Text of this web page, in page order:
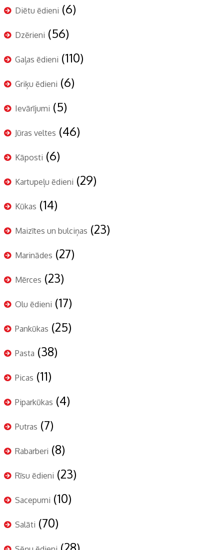
Diētu ēdieni (6)
Dzērieni (56)
Gaļas ēdieni (110)
Griķu ēdieni (6)
Ievārījumi (5)
Jūras veltes (46)
Kāposti (6)
Kartupeļu ēdieni (29)
Kūkas (14)
Maizītes un bulciņas (23)
Marinādes (27)
Mērces (23)
Olu ēdieni (17)
Pankūkas (25)
Pasta (38)
Picas (11)
Piparkūkas (4)
Putras (7)
Rabarberi (8)
Rīsu ēdieni (23)
Sacepumi (10)
Salāti (70)